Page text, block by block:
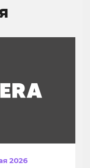
2026